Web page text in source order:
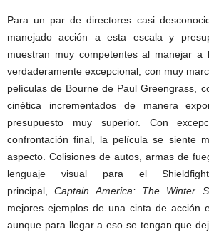
Para un par de directores casi
manejado acción a esta escala y
muestran muy competentes al manejar
verdaderamente excepcional, con muy
películas de Bourne de Paul Greengrass,
cinética incrementados de manera
presupuesto muy superior. Con
confrontación final, la película se siente
aspecto. Colisiones de autos, armas de
lenguaje visual para el
principal,Captain America: The Winter
mejores ejemplos de una cinta de acción
aunque para llegar a eso se tengan que